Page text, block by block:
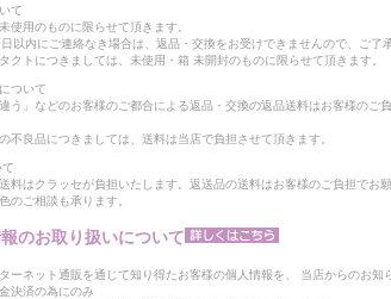
て
使用のものに限らせて頂きます。
以内にご連絡なき場合は、返品・交換をお受けできませんので、ご了
クトにつきましては、未使用・箱 未開封のものに限らせて頂きます。
ついて
違う」などのお客様のご都合による返品・交換の返品送料はお客様のご
不良品につきましては、送料は当店で負担させて頂きます。
料はクラッセが負担いたします。返送品の送料はお客様のご負担でお願
のご相談も承ります。
のお取り扱いについて
ーネット通販を通じて知り得たお客様の個人情報を、 当店からのお知
決済の為にのみ